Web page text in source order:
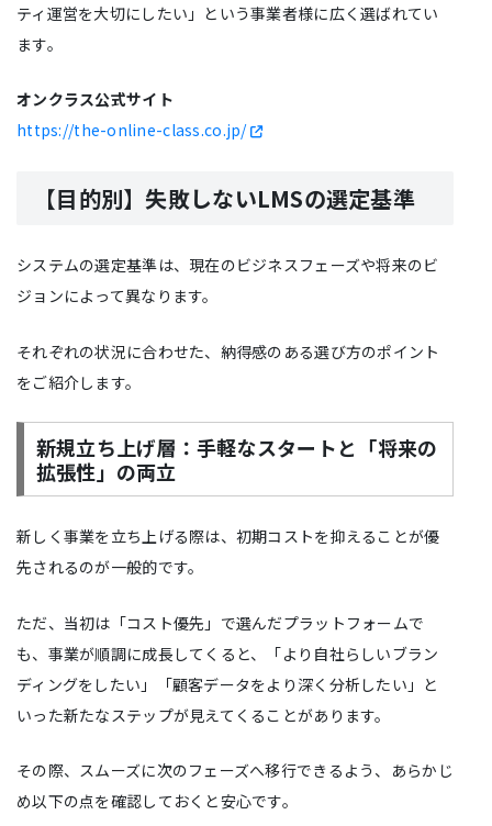
ティ運営を大切にしたい」という事業者様に広く選ばれてい
ます。
オンクラス公式サイト
https://the-online-class.co.jp/
【目的別】失敗しないLMSの選定基準
システムの選定基準は、現在のビジネスフェーズや将来のビ
ジョンによって異なります。
それぞれの状況に合わせた、納得感のある選び方のポイント
をご紹介します。
新規立ち上げ層：手軽なスタートと「将来の
拡張性」の両立
新しく事業を立ち上げる際は、初期コストを抑えることが優
先されるのが一般的です。
ただ、当初は「コスト優先」で選んだプラットフォームで
も、事業が順調に成長してくると、「より自社らしいブラン
ディングをしたい」「顧客データをより深く分析したい」と
いった新たなステップが見えてくることがあります。
その際、スムーズに次のフェーズへ移行できるよう、あらかじ
め以下の点を確認しておくと安心です。